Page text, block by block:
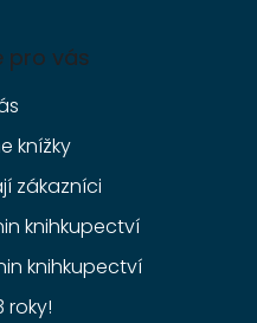
pro vás
knížky
zákazníci
knihkupectví
knihkupectví
roky!